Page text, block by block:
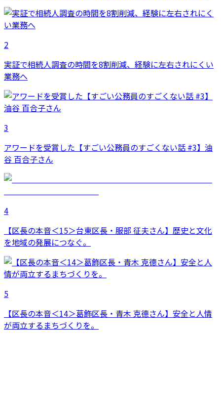
2
実証で相続人調査の時間を8割削減、経験に左右されにくい
業務へ
3
アワードを受賞した【すごい公務員のすごくない話 #3】油
谷 百合子さん
4
【区長の本音＜15＞台東区長・服部 征夫さん】歴史と文化
を地域の発展につなぐ。
5
【区長の本音＜14＞葛飾区長・青木 克德さん】安全と人情
が両立するまちづくりを。